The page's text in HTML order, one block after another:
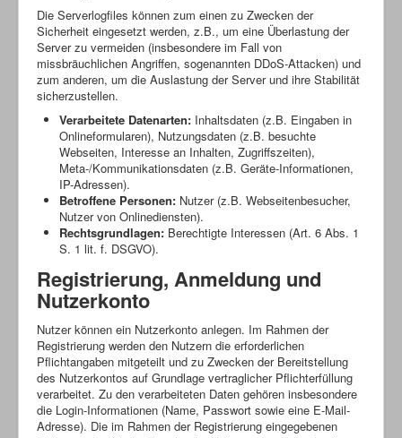
Die Serverlogfiles können zum einen zu Zwecken der
Sicherheit eingesetzt werden, z.B., um eine Überlastung der
Server zu vermeiden (insbesondere im Fall von
missbräuchlichen Angriffen, sogenannten DDoS-Attacken) und
zum anderen, um die Auslastung der Server und ihre Stabilität
sicherzustellen.
Verarbeitete Datenarten: Inhaltsdaten (z.B. Eingaben in
Onlineformularen), Nutzungsdaten (z.B. besuchte
Webseiten, Interesse an Inhalten, Zugriffszeiten),
Meta-/Kommunikationsdaten (z.B. Geräte-Informationen,
IP-Adressen).
Betroffene Personen: Nutzer (z.B. Webseitenbesucher,
Nutzer von Onlinediensten).
Rechtsgrundlagen: Berechtigte Interessen (Art. 6 Abs. 1
S. 1 lit. f. DSGVO).
Registrierung, Anmeldung und
Nutzerkonto
Nutzer können ein Nutzerkonto anlegen. Im Rahmen der
Registrierung werden den Nutzern die erforderlichen
Pflichtangaben mitgeteilt und zu Zwecken der Bereitstellung
des Nutzerkontos auf Grundlage vertraglicher Pflichterfüllung
verarbeitet. Zu den verarbeiteten Daten gehören insbesondere
die Login-Informationen (Name, Passwort sowie eine E-Mail-
Adresse). Die im Rahmen der Registrierung eingegebenen